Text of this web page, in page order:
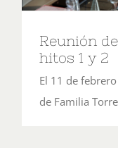
Reunión
hitos 1 y 2
El 11 de
de Familia